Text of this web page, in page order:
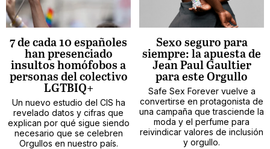
7 de cada 10 españoles
han presenciado
insultos homófobos a
personas del colectivo
LGTBIQ+
Un nuevo estudio del CIS ha
revelado datos y cifras que
explican por qué sigue siendo
necesario que se celebren
Orgullos en nuestro país.
Sexo seguro para
siempre: la apuesta de
Jean Paul Gaultier
para este Orgullo
Safe Sex Forever vuelve a
convertirse en protagonista de
una campaña que trasciende la
moda y el perfume para
reivindicar valores de inclusión
y orgullo.